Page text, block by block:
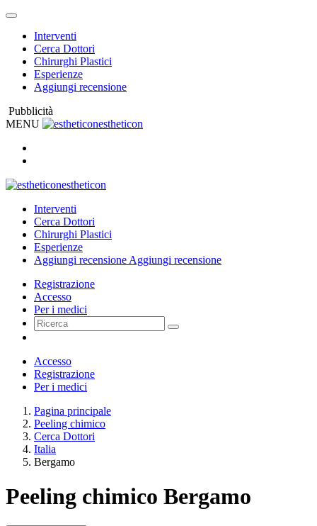
Interventi
Cerca Dottori
Chirurghi Plastici
Esperienze
Aggiungi recensione
Pubblicità
MENU
estheticon
estheticon
Interventi
Cerca Dottori
Chirurghi Plastici
Esperienze
Aggiungi recensione Aggiungi recensione
Registrazione
Accesso
Per i medici
Accesso
Registrazione
Per i medici
Pagina principale
Peeling chimico
Cerca Dottori
Italia
Bergamo
Peeling chimico Bergamo